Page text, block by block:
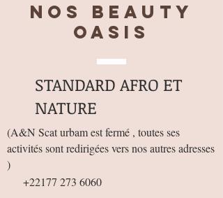
Nos BEAUTY
OASIS
STANDARD AFRO ET
NATURE
(A&N Scat urbam est fermé , toutes ses
activités sont redirigées vers nos autres adresses
)
+22177 273 6060